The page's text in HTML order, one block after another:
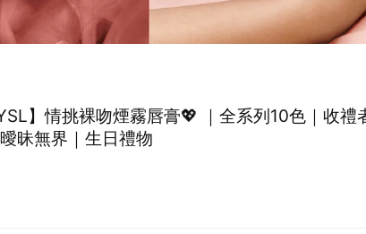
】情挑裸吻煙霧唇膏💖 ｜全系列10色｜收禮
昧無界｜生日禮物